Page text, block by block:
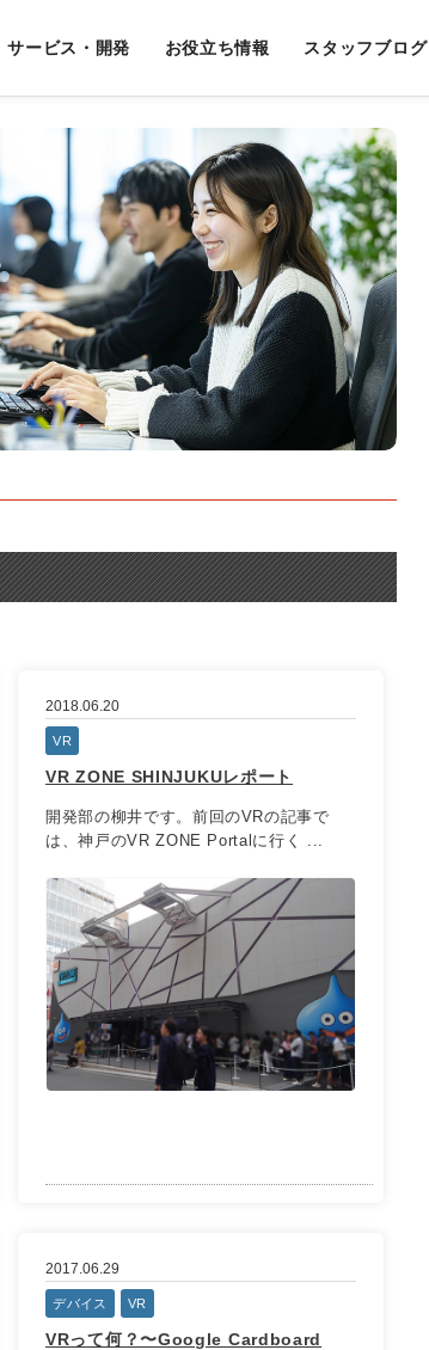
サービス・開発 お役立ち情報 スタッフブログ
2018.06.20
VR
VR ZONE SHINJUKUレポート
開発部の柳井です。前回のVRの記事で
は、神戸のVR ZONE Portalに行く ...
2017.06.29
デバイス VR
VRって何？〜Google Cardboard